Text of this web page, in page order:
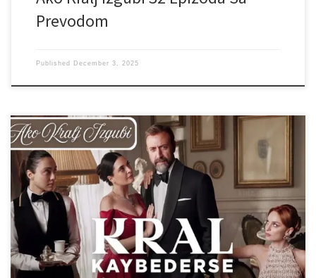
Prevodom
Published December 3, 2025